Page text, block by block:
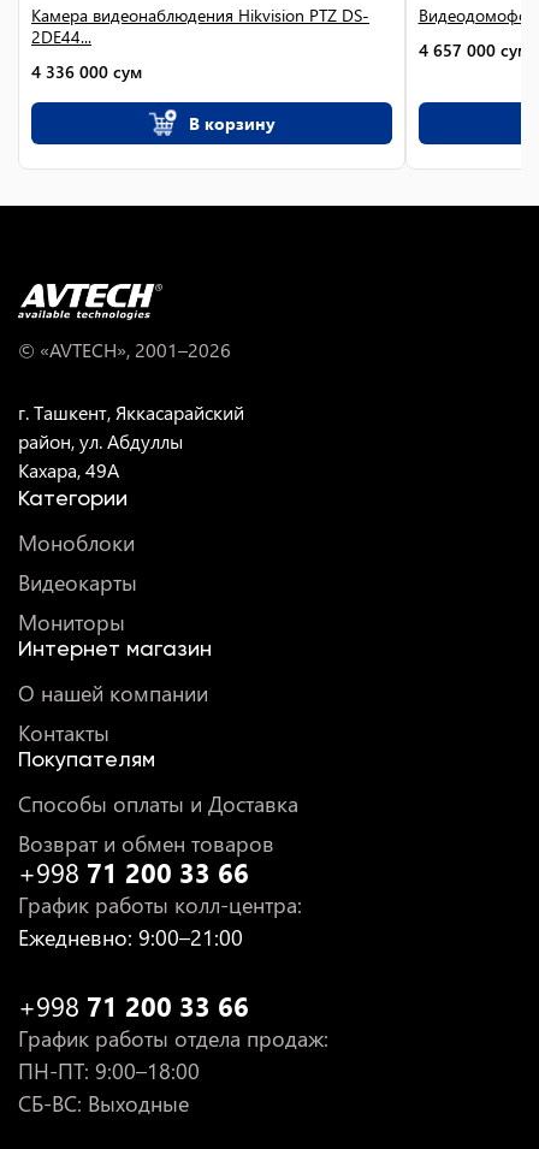
Камера видеонаблюдения Hikvision PTZ DS-
2DE44...
4 336 000 сум
В корзину
4 657 000 сум
© «AVTECH», 2001–2026
г. Ташкент, Яккасарайский
район, ул. Абдуллы
Кахара, 49A
Категории
Моноблоки
Видеокарты
Мониторы
Интернет магазин
О нашей компании
Контакты
Покупателям
Способы оплаты и Доставка
Возврат и обмен товаров
+998 71 200 33 66
График работы колл-центра:
Ежедневно: 9:00–21:00
+998 71 200 33 66
График работы отдела продаж:
ПН-ПТ: 9:00–18:00
СБ-ВС: Выходные